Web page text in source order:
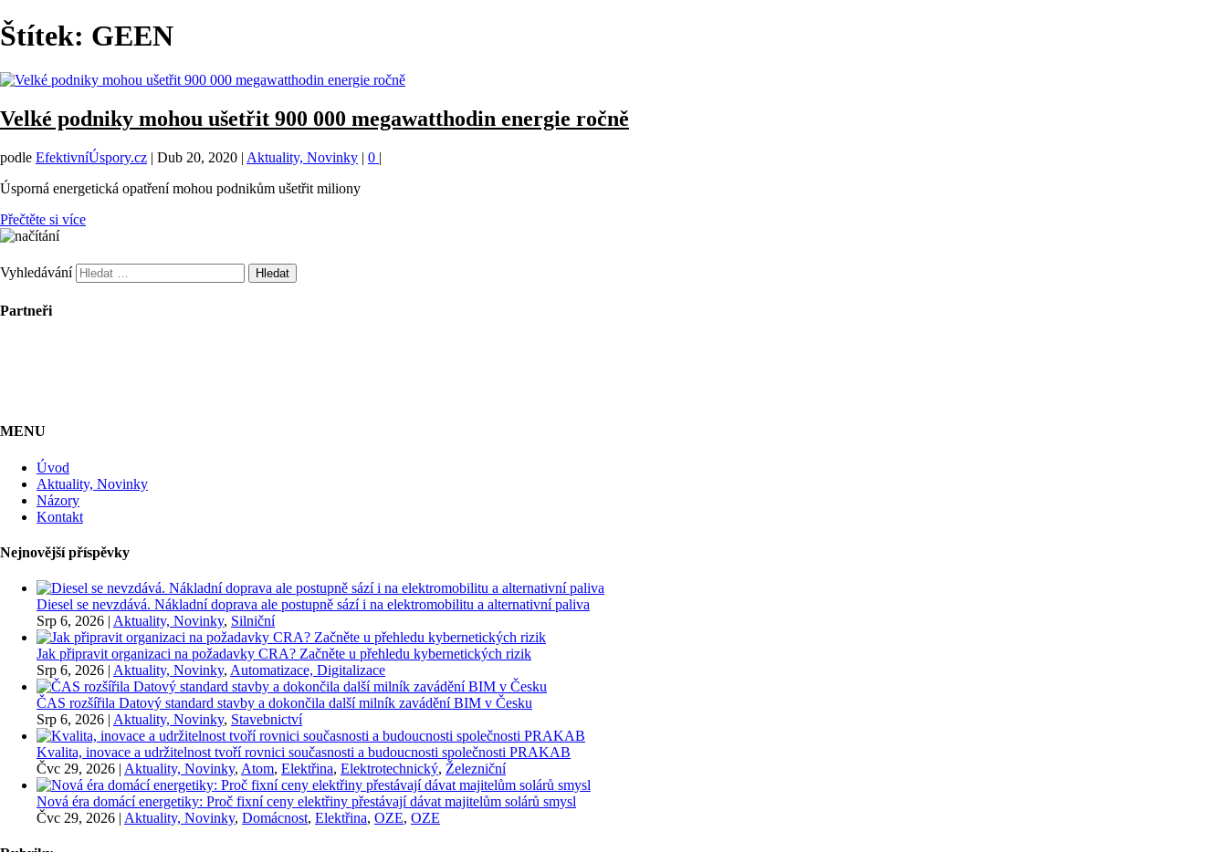
Štítek: GEEN
Velké podniky mohou ušetřit 900 000 megawatthodin energie ročně
podle EfektivníÚspory.cz | Dub 20, 2020 | Aktuality, Novinky | 0 |
Úsporná energetická opatření mohou podnikům ušetřit miliony
Přečtěte si více
Vyhledávání
Partneři
MENU
Úvod
Aktuality, Novinky
Názory
Kontakt
Nejnovější příspěvky
Diesel se nevzdává. Nákladní doprava ale postupně sází i na elektromobilitu a alternativní paliva
Srp 6, 2026 | Aktuality, Novinky, Silniční
Jak připravit organizaci na požadavky CRA? Začněte u přehledu kybernetických rizik
Srp 6, 2026 | Aktuality, Novinky, Automatizace, Digitalizace
ČAS rozšířila Datový standard stavby a dokončila další milník zavádění BIM v Česku
Srp 6, 2026 | Aktuality, Novinky, Stavebnictví
Kvalita, inovace a udržitelnost tvoří rovnici současnosti a budoucnosti společnosti PRAKAB
Čvc 29, 2026 | Aktuality, Novinky, Atom, Elektřina, Elektrotechnický, Železniční
Nová éra domácí energetiky: Proč fixní ceny elektřiny přestávají dávat majitelům solárů smysl
Čvc 29, 2026 | Aktuality, Novinky, Domácnost, Elektřina, OZE, OZE